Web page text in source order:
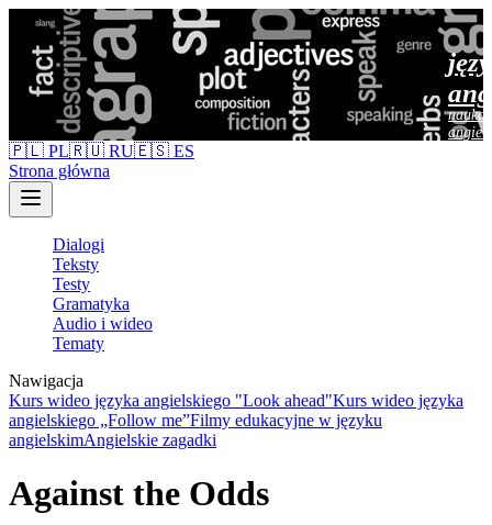
nauka
🇵🇱 PL🇷🇺 RU🇪🇸 ES
Strona główna
Dialogi
Teksty
Testy
Gramatyka
Audio i wideo
Tematy
Nawigacja
Kurs wideo języka angielskiego "Look ahead"Kurs wideo języka
angielskiego „Follow me”Filmy edukacyjne w języku
angielskimAngielskie zagadki
Against the Odds